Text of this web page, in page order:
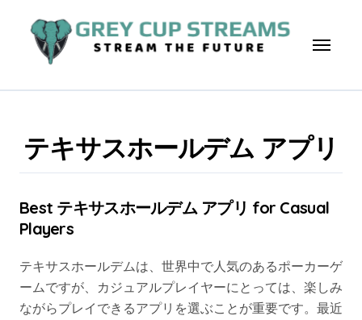
content
テキサスホールデム アプリ
Best テキサスホールデム アプリ for Casual
Players
テキサスホールデムは、世界中で人気のあるポーカーゲ
ームですが、カジュアルプレイヤーにとっては、楽しみ
ながらプレイできるアプリを選ぶことが重要です。最近